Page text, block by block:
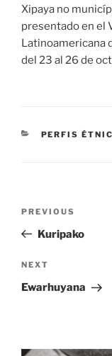
Xipaya no
presentado en el
Latinoamericana
del 23 al 26 de
CATEGORIES
PERFIS
Previous
Post
PREVIOUS
Kuripako
Next
Post
NEXT
Ewarhuyana